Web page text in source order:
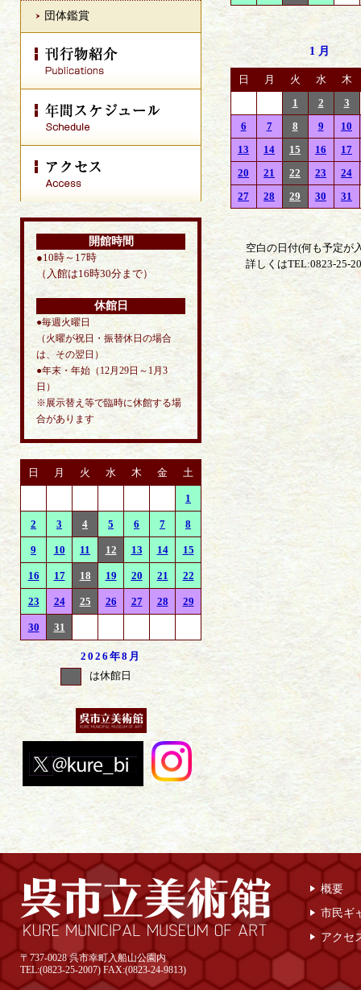
団体鑑賞
開館時間
●10時～17時
（入館は16時30分まで）
休館日
●毎週火曜日
（火曜が祝日・振替休日の場合
は、その翌日）
●年末・年始（12月29日～1月3
日）
※展示替え等で臨時に休館する場
合があります
日 月 火 水 木 金 土
1
2 3 4 5 6 7 8
9 10 11 12 13 14 15
16 17 18 19 20 21 22
23 24 25 26 27 28 29
30 31
2026年8月
は休館日
1月
日 月 火 水
木
1
2
3
6
7 8 9
10
13
14 15 16
17
20
21 22 23
24
27
28 29 30 31
空白の日付(何も予定が
詳しくはTEL:0823-25-
〒737-0028 呉市幸町入船山公園内
TEL:(0823-25-2007) FAX:(0823-24-9813)
概要
市民ギ
アクセ